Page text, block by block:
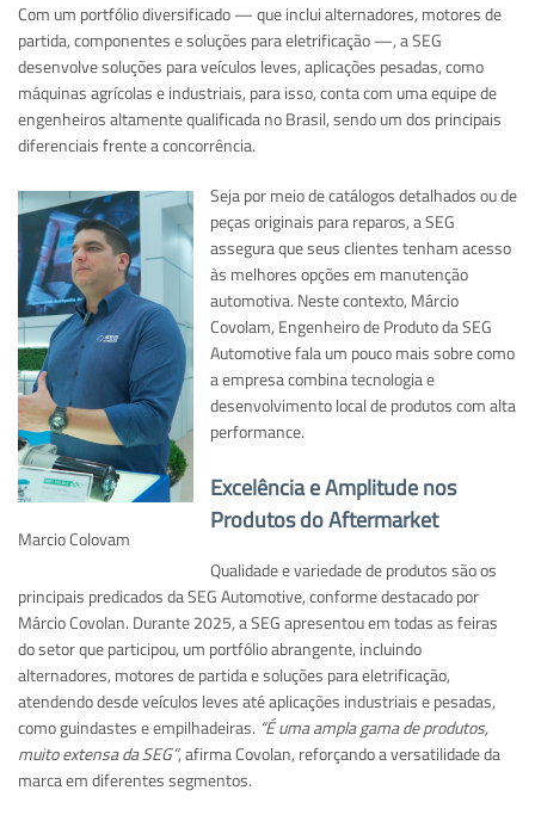
Com um portfólio diversificado — que inclui alternadores, motores de
partida, componentes e soluções para eletrificação —, a SEG
desenvolve soluções para veículos leves, aplicações pesadas, como
máquinas agrícolas e industriais, para isso, conta com uma equipe de
engenheiros altamente qualificada no Brasil, sendo um dos principais
diferenciais frente a concorrência.
Marcio Colovam
Seja por meio de catálogos detalhados ou de
peças originais para reparos, a SEG
assegura que seus clientes tenham acesso
às melhores opções em manutenção
automotiva. Neste contexto, Márcio
Covolam, Engenheiro de Produto da SEG
Automotive fala um pouco mais sobre como
a empresa combina tecnologia e
desenvolvimento local de produtos com alta
performance.
Excelência e Amplitude nos
Produtos do Aftermarket
Qualidade e variedade de produtos são os
principais predicados da SEG Automotive, conforme destacado por
Márcio Covolan. Durante 2025, a SEG apresentou em todas as feiras
do setor que participou, um portfólio abrangente, incluindo
alternadores, motores de partida e soluções para eletrificação,
atendendo desde veículos leves até aplicações industriais e pesadas,
como guindastes e empilhadeiras. “É uma ampla gama de produtos,
muito extensa da SEG”, afirma Covolan, reforçando a versatilidade da
marca em diferentes segmentos.